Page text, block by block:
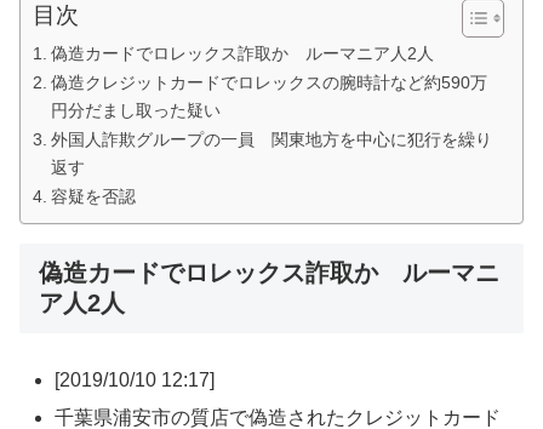
目次
偽造カードでロレックス詐取か ルーマニア人2人
偽造クレジットカードでロレックスの腕時計など約590万
円分だまし取った疑い
外国人詐欺グループの一員 関東地方を中心に犯行を繰り
返す
容疑を否認
偽造カードでロレックス詐取か ルーマニ
ア人2人
[2019/10/10 12:17]
千葉県浦安市の質店で偽造されたクレジットカード